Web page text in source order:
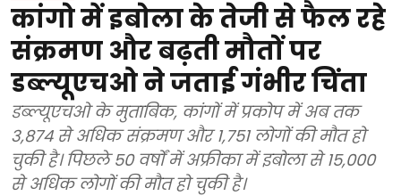
कांगो में इबोला के तेजी से फैल रहे
संक्रमण और बढ़ती मौतों पर
डब्ल्यूएचओ ने जताई गंभीर चिंता
डब्ल्यूएचओ के मुताबिक, कांगों में प्रकोप में अब तक
3,874 से अधिक संक्रमण और 1,751 लोगों की मौत हो
चुकी है। पिछले 50 वर्षों में अफ्रीका में इबोला से 15,000
से अधिक लोगों की मौत हो चुकी है।